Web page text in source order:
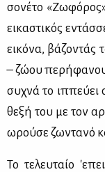
σο­νέ­το
ει­κα­στι­κός
ει­κό­να, βά­ζο­ντάς
– ζώ­ου πε­ρή­φα­νου
συ­χνά το ιπ­πεύ­ει
θε­ξή του με τον
ω­ρού­σε ζω­ντα­νό
Το τε­λευ­ταίο